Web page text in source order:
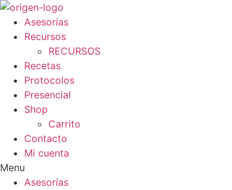
Ir
contenido
Asesorías
Recursos
RECURSOS
Recetas
Protocolos
Presencial
Shop
Carrito
Contacto
Mi cuenta
Menu
Asesorías